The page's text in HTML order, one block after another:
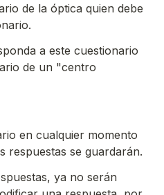
de la óptica quien debe
a este cuestionario
de un "centro
en cualquier momento
respuestas se guardarán.
ya no serán